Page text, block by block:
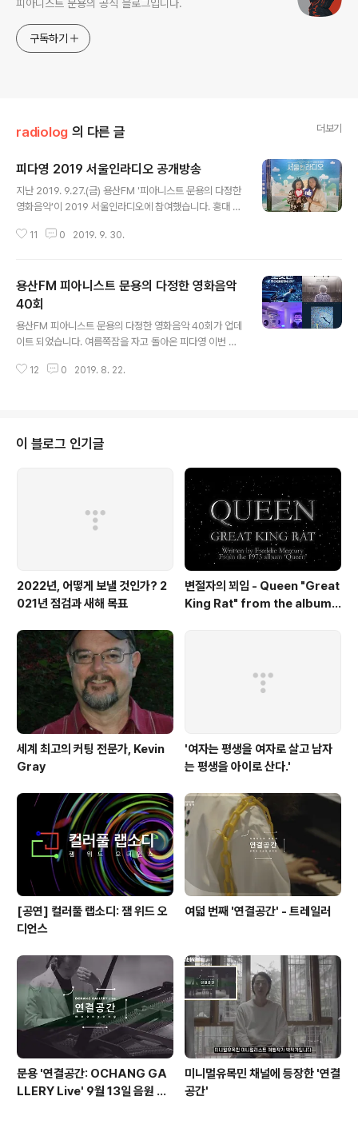
피아니스트 문용의 공식 블로그입니다.
구독하기
radiolog 의 다른 글 더보기
피다영 2019 서울인라디오 공개방송
지난 2019. 9.27.(금) 용산FM '피아니스트 문용의 다정한
영화음악'이 2019 서울인라디오에 참여했습니다. 홍대 걷
은 영화 '헤어 스프레이'를 주제로 영화와 영화음악 이야기
울인라디오 피다영 공개방송 현장을 살펴보시기 바랍니다.
https://youtu.be/ZuSqDQnEA78?t=4060 용산FM
피아니스트 문용의 다정한 영화음악 2019서울인라디오
공개방송
11 0 2019. 9. 30.
용산FM 피아니스트 문용의 다정한 영화음악
40회
용산FM 피아니스트 문용의 다정한 영화음악 40회가 업데
이트 되었습니다. 여름쪽잠을 자고 돌아온 피다영 이번 회
피아니스트 문용의 다정한 영화음악 40회를 들어보시기
화음악 40회 [용산FM] * 진행: 문용 / 게스트: 만게TAra
/ 기술: 문용 ◇ 여름쪽잠을 자고 돌아온 피다영! ◇ 이번
회차는 영화없는 이야기로, 근황 토크 폭발 !! #용산FM #
� www.podty.me http://www.podbbang.com/c
12 0 2019. 8. 22.
이 블로그 인기글
2022년, 어떻게 보낼 것인가? 2
021년 점검과 새해 목표
변절자의 꾀임 - Queen "Great
King Rat" from the album
세계 최고의 커팅 전문가, Kevin
Gray
'여자는 평생을 여자로 살고 남자
는 평생을 아이로 산다.'
[공연] 컬러풀 랩소디: 잼 위드 오
디언스
여덟 번째 '연결공간' - 트레일러
문용 '연결공간: OCHANG GA
LLERY Live' 9월 13일 음원 발
미니멀유목민 채널에 등장한 '연결
공간'